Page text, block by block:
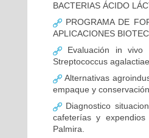
BACTERIAS ÁCIDO
PROGRAMA DE
APLICACIONES
Evaluación in vivo
Streptococcus
Alternativas
empaque y
Diagnostico
cafeterías y
Palmira.